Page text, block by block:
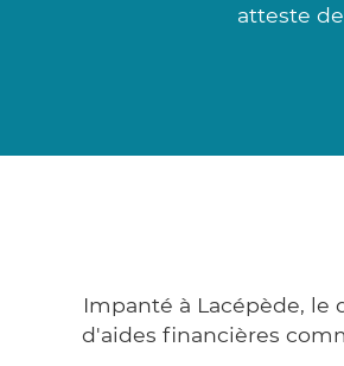
atteste
Impanté à Lacépède, le
d'aides financières